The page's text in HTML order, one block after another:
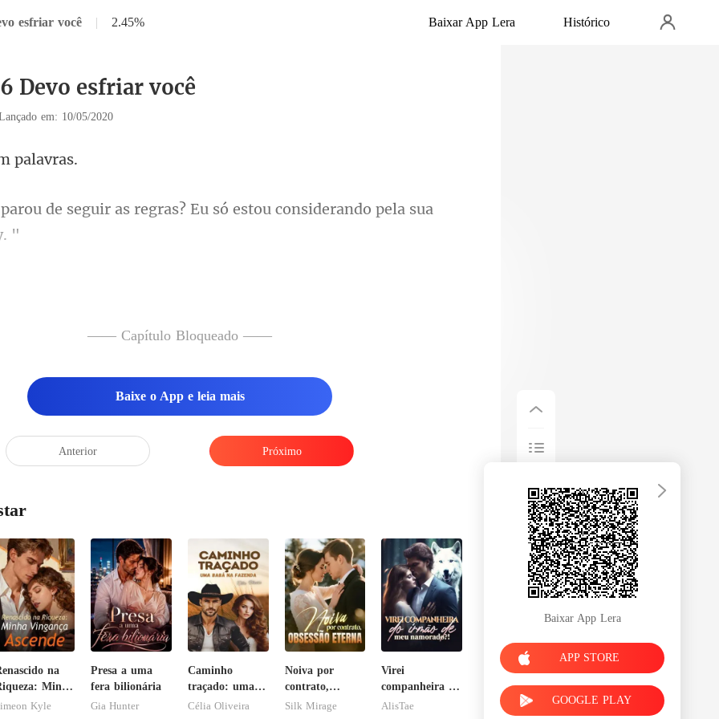
esfriar você | 2.45% Baixar App Lera Histórico
Devo esfriar você
em: 10/05/2020
s regras? Eu só estou consider
—— Capítulo Bloqueado ——
Baixe o App e leia mais
Anterior Próximo
na
Minha
Kyle
Presa a uma
fera bilionária
Gia Hunter
Caminho
traçado: uma
babá na
Célia Oliveira
Noiva por
contrato,
obsessão eterna
Silk Mirage
Virei
companheira do
irmão de meu
AlisTae
Baixar App Lera
APP STORE
GOOGLE PLAY